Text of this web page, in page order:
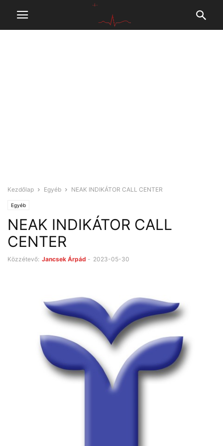
Kezdőlap Egyéb NEAK INDIKÁTOR CALL CENTER
Egyéb
NEAK INDIKÁTOR CALL
CENTER
Közzétevő: Jancsek Árpád - 2023-05-30